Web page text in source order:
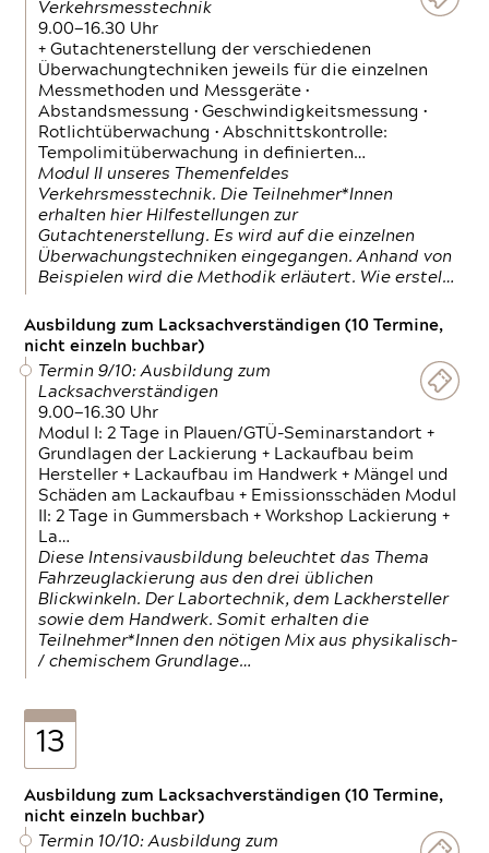
Verkehrsmesstechnik
9.00—16.30 Uhr
+ Gutachtenerstellung der verschiedenen
Überwachungtechniken jeweils für die einzelnen
Messmethoden und Messgeräte •
Abstandsmessung • Geschwindigkeitsmessung •
Rotlichtüberwachung • Abschnittskontrolle:
Tempolimitüberwachung in definierten…
Modul II unseres Themenfeldes
Verkehrsmesstechnik. Die Teilnehmer*Innen
erhalten hier Hilfestellungen zur
Gutachtenerstellung. Es wird auf die einzelnen
Überwachungstechniken eingegangen. Anhand von
Beispielen wird die Methodik erläutert. Wie erstel…
Ausbildung zum Lacksachverständigen (10 Termine,
nicht einzeln buchbar)
Termin 9/10: Ausbildung zum
Lacksachverständigen
9.00—16.30 Uhr
Modul I: 2 Tage in Plauen/GTÜ-Seminarstandort +
Grundlagen der Lackierung + Lackaufbau beim
Hersteller + Lackaufbau im Handwerk + Mängel und
Schäden am Lackaufbau + Emissionsschäden Modul
II: 2 Tage in Gummersbach + Workshop Lackierung +
La…
Diese Intensivausbildung beleuchtet das Thema
Fahrzeuglackierung aus den drei üblichen
Blickwinkeln. Der Labortechnik, dem Lackhersteller
sowie dem Handwerk. Somit erhalten die
Teilnehmer*Innen den nötigen Mix aus physikalisch-
/ chemischem Grundlage…
13
Ausbildung zum Lacksachverständigen (10 Termine,
nicht einzeln buchbar)
Termin 10/10: Ausbildung zum